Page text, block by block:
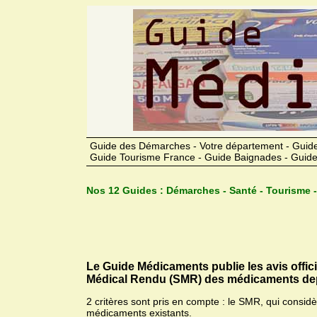
Guide des Démarches - Votre département -
Guide Tourisme France - Guide Baignades -
Nos 12 Guides : Démarches - Santé -
Le Guide Médicaments publie les avis
Médical Rendu (SMR) des médicaments
2 critères sont pris en compte : le SMR, qui
médicaments existants.